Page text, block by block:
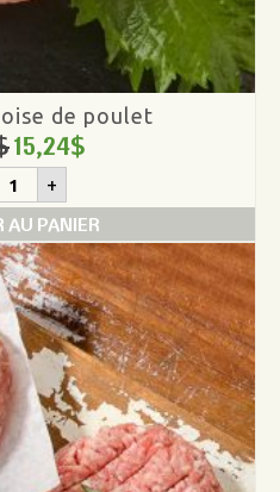
de poulet
15,24$
+
AU PANIER